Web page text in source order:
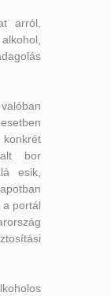
arról,
bor
esik,
portál